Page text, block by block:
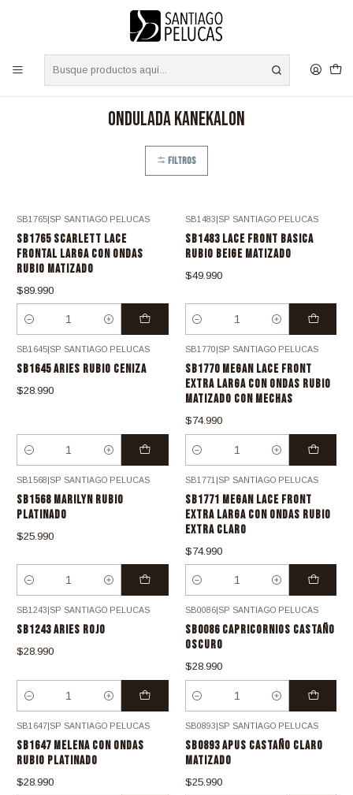
Envíos a TODO Chile - Despacho Express RM 24 Hrs.
Inicio PELUCAS KANEKALON
Ondulada Kanekalon
Filtros
SB1765|SP SANTIAGO PELUCAS
SB1765 SCARLETT LACE
FRONTAL LARGA CON ONDAS
RUBIO MATIZADO
$89.990
Cantidad
SB1483|SP SANTIAGO PELUCAS
SB1483 LACE FRONT BASICA
RUBIO BEIGE MATIZADO
$49.990
Cantidad
SB1645 SP SANTIAGO PELUCAS
SB1645 ARIES RUBIO CENIZA
$28.990
Cantidad
SB1770 SP SANTIAGO PELUCAS
SB1770 MEGAN LACE FRONT
EXTRA LARGA CON ONDAS RUBIO
MATIZADO CON MECHAS
$74.990
Cantidad
SB1568|SP SANTIAGO PELUCAS
SB1568 MARILYN RUBIO
PLATINADO
$25.990
Cantidad
SB1771 |SP SANTIAGO PELUCAS
SB1771 MEGAN LACE FRONT
EXTRA LARGA CON ONDAS RUBIO
EXTRA CLARO
$74.990
Cantidad
SB1243 SP SANTIAGO PELUCAS
SB1243 ARIES ROJO
$28.990
Cantidad
SB0086| SP SANTIAGO PELUCAS
SB0086 CAPRICORNIOS CASTAÑO
OSCURO
$28.990
Cantidad
SB1647|SP SANTIAGO PELUCAS
SB1647 MELENA CON ONDAS
RUBIO PLATINADO
$28.990
SB0893|SP SANTIAGO PELUCAS
SB0893 APUS CASTAÑO CLARO
MATIZADO
$25.990